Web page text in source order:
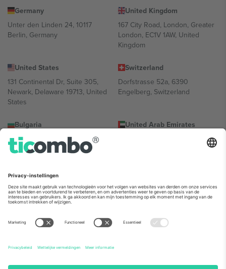
Germany
Unter den Linden 24, 10117
Berlin, Germany
United Kingdom
167 City Road, London, Greater
London, EC1V 1AW, United
Kingdom
United States
131 Continental Dr, Suite 305,
Newark, Delaware 19713, United
States
Switzerland
Dorfstrasse 52a, 6390
Engelberg, Switzerland
Bulgaria
Regus Sofia City West, bul
Totleben 53-55, 1606 Sofia,
United Arab Emirates
UAE Dubai Silicon Oasis, DDP
Building A1, Office 302, Dubai,
Mexico
Av Chapultepec 360, Roma
Norte, Cuauhtémoc, 06700
Ciudad de México, CDMX,
Mexico
De juridische entiteit van de aanbieder van het platform kan
domein. Kijk voor meer informatie op de specifieke pagina van het